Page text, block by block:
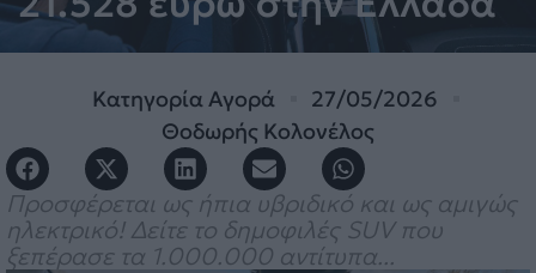
ΚατηγορίαΑγορά
27/05/2026
Θοδωρής Κολονέλος
Προσφέρεται ως ήπια υβριδικό και ως αμιγώς
ηλεκτρικό! Δείτε το δημοφιλές SUV που
ξεπέρασε τα 1.000.000 αντίτυπα...